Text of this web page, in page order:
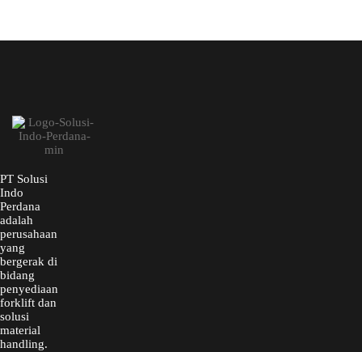
PT Solusi
Indo
Perdana
adalah
perusahaan
yang
bergerak di
bidang
penyediaan
forklift dan
solusi
material
handling.